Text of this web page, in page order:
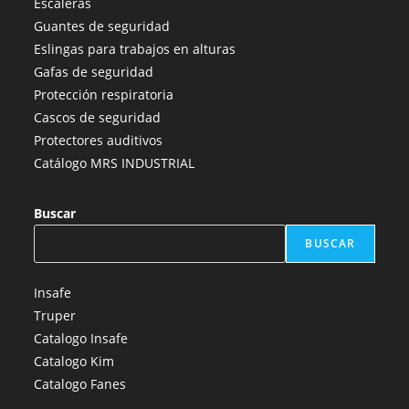
una
nueva
pestaña
una
nueva
pestaña
una
nueva
pestaña
nueva
Escaleras
Guantes de seguridad
Eslingas para trabajos en alturas
Gafas de seguridad
Protección respiratoria
Cascos de seguridad
Protectores auditivos
Catálogo MRS INDUSTRIAL
Buscar
BUSCAR
Insafe
Truper
Catalogo Insafe
Catalogo Kim
Catalogo Fanes